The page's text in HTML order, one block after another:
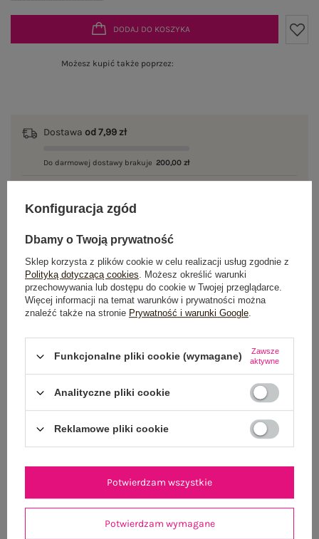
DODAJ DO KOSZYKA
Możesz kupić także poprzez:
Dostawa od 7,99 zł
Do darmowej dostawy brakuje 200,00 zł
100 dni na zwrot
OPIS PRODUKTU
GŁÓWNE PARAMETRY
OSTATNIO OGLĄDANE
Konfiguracja zgód
Dbamy o Twoją prywatność
Sklep korzysta z plików cookie w celu realizacji usług zgodnie z
Polityką dotyczącą cookies. Możesz określić warunki
przechowywania lub dostępu do cookie w Twojej przeglądarce.
Więcej informacji na temat warunków i prywatności można
znaleźć także na stronie Prywatność i warunki Google.
Funkcjonalne pliki cookie (wymagane)
Zawsze
aktywne
Analityczne pliki cookie
Reklamowe pliki cookie
Potwierdzam wymagane
Potwierdzam wszystkie